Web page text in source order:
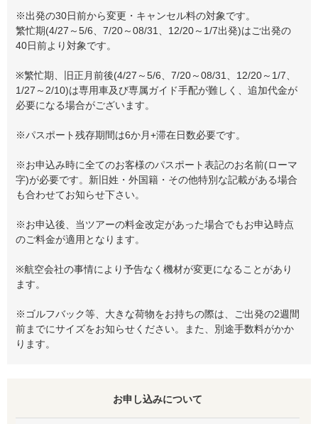
※出発の30日前から変更・キャンセル料の対象です。
繁忙期(4/27～5/6、7/20～08/31、12/20～1/7出発)はご出発の
40日前より対象です。
※繁忙期、旧正月前後(4/27～5/6、7/20～08/31、12/20～1/7、
1/27～2/10)は専用車及び専属ガイド手配が難しく、追加代金が
必要になる場合がございます。
※パスポート残存期間は6か月+滞在日数必要です。
※お申込み時に全てのお客様のパスポート表記のお名前(ローマ
字)が必要です。新旧姓・外国籍・その他特別な記載がある場合
も合わせてお知らせ下さい。
※お申込後、当ツアーの料金改定があった場合でもお申込時点
のご料金が適用となります。
※航空会社の事情により予告なく機材が変更になることがあり
ます。
※ゴルフバック等、大きな荷物をお持ちの際は、ご出発の2週間
前までにサイズをお知らせください。また、別途手数料がかか
ります。
お申し込みについて